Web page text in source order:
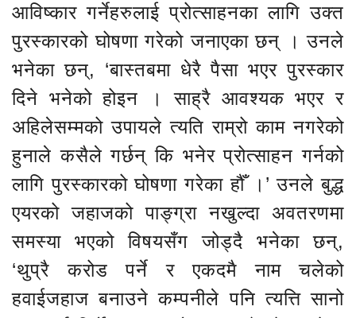
आविष्कार गर्नेहरुलाई प्रोत्साहनका लागि उक्त
पुरस्कारको घोषणा गरेको जनाएका छन् । उनले
भनेका छन्, ‘बास्तबमा धेरै पैसा भएर पुरस्कार
दिने भनेको होइन । साह्रै आवश्यक भएर र
अहिलेसम्मको उपायले त्यति राम्रो काम नगरेको
हुनाले कसैले गर्छन् कि भनेर प्रोत्साहन गर्नको
लागि पुरस्कारको घोषणा गरेका हौँ ।’ उनले बुद्ध
एयरको जहाजको पाङ्ग्रा नखुल्दा अवतरणमा
समस्या भएको विषयसँग जोड्दै भनेका छन्,
‘थुप्रै करोड पर्ने र एकदमै नाम चलेको
हवाईजहाज बनाउने कम्पनीले पनि त्यत्ति सानो